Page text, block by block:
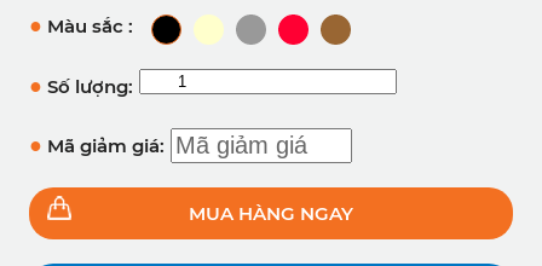
● Màu sắc :
● Số lượng:
● Mã giảm giá:
MUA HÀNG NGAY